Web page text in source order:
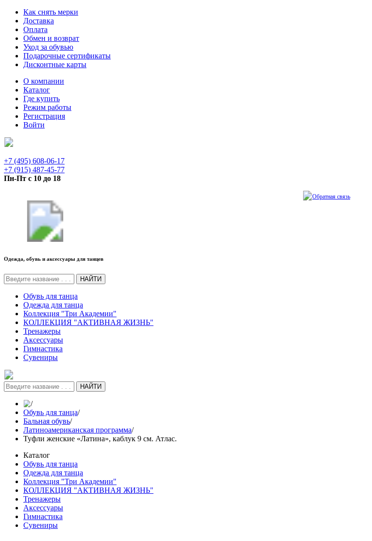
Как снять мерки
Доставка
Оплата
Обмен и возврат
Уход за обувью
Подарочные сертификаты
Дисконтные карты
О компании
Каталог
Где купить
Режим работы
Регистрация
Войти
+7 (495) 608-06-17
+7 (915) 487-45-77
Пн-Пт с 10 до 18
Обратная связь
Одежда, обувь и аксессуары для танцев
НАЙТИ
Обувь для танца
Одежда для танца
Коллекция "Три Академии"
КОЛЛЕКЦИЯ "АКТИВНАЯ ЖИЗНЬ"
Тренажеры
Аксессуары
Гимнастика
Сувениры
НАЙТИ
/
Обувь для танца/
Бальная обувь/
Латиноамериканская программа/
Туфли женские «Латина», каблук 9 см. Атлас.
Каталог
Обувь для танца
Одежда для танца
Коллекция "Три Академии"
КОЛЛЕКЦИЯ "АКТИВНАЯ ЖИЗНЬ"
Тренажеры
Аксессуары
Гимнастика
Сувениры